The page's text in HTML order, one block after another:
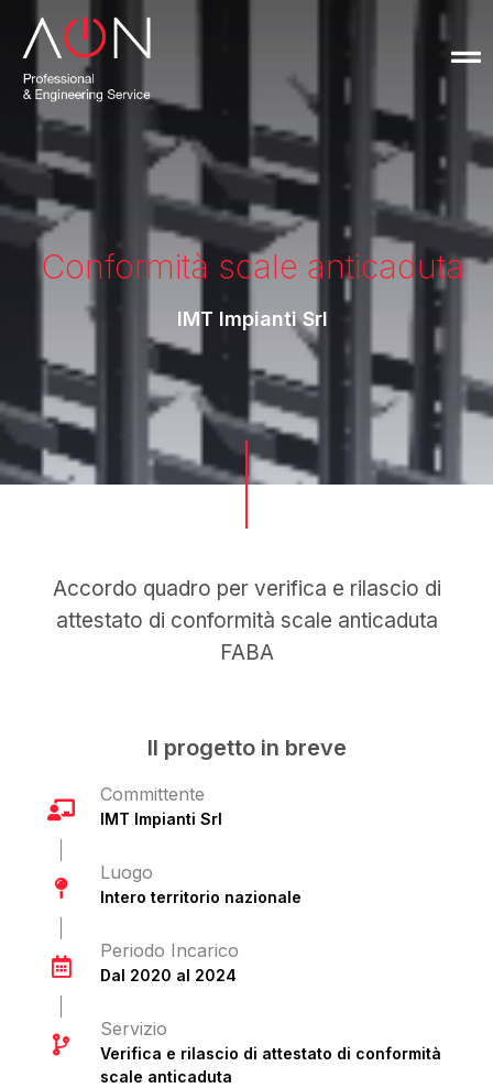
Conformità scale anticaduta
IMT Impianti Srl
Accordo quadro per verifica e rilascio di
attestato di conformità scale anticaduta
FABA
Il progetto in breve
Committente
IMT Impianti Srl
Luogo
Intero territorio nazionale
Periodo Incarico
Dal 2020 al 2024
Servizio
Verifica e rilascio di attestato di conformità
scale anticaduta